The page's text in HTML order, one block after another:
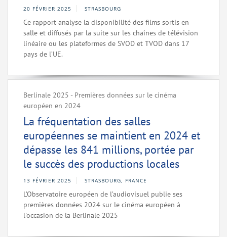
20 FÉVRIER 2025 STRASBOURG
Ce rapport analyse la disponibilité des films sortis en
salle et diffusés par la suite sur les chaînes de télévision
linéaire ou les plateformes de SVOD et TVOD dans 17
pays de l’UE.
Berlinale 2025 - Premières données sur le cinéma
européen en 2024
La fréquentation des salles
européennes se maintient en 2024 et
dépasse les 841 millions, portée par
le succès des productions locales
13 FÉVRIER 2025 STRASBOURG, FRANCE
L’Observatoire européen de l’audiovisuel publie ses
premières données 2024 sur le cinéma européen à
l'occasion de la Berlinale 2025